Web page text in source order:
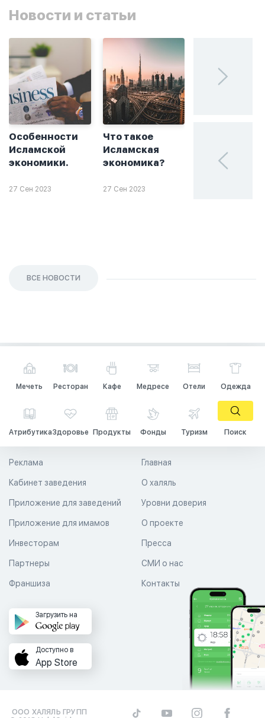
Новости и статьи
Особенности
Исламской
экономики.
27 Сен 2023
Что такое
Исламская
экономика?
27 Сен 2023
халяльное
ВСЕ НОВОСТИ
Мечеть Ресторан Кафе Медресе Отели Одежда
АтрибутикаЗдоровье Продукты Фонды Туризм Поиск
Главная
О халяль
Уровни доверия
Реклама
Кабинет заведения
Приложение для заведений
Приложение для имамов О проекте
Пресса
СМИ о нас
Контакты
Инвесторам
Партнеры
Франшиза
Загрузить на
Доступно в
App Store
ООО ХАЛЯЛЬ ГРУПП